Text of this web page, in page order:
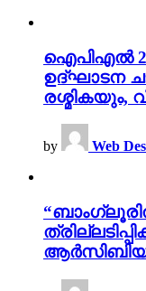
ഐപിഎൽ
ഉദ്ഘാടന
രശ്മികയും,
by Web